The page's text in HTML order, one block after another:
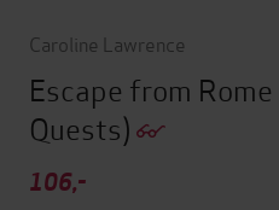
Caroline Lawrence
Escape from Rome
Quests)
106,-